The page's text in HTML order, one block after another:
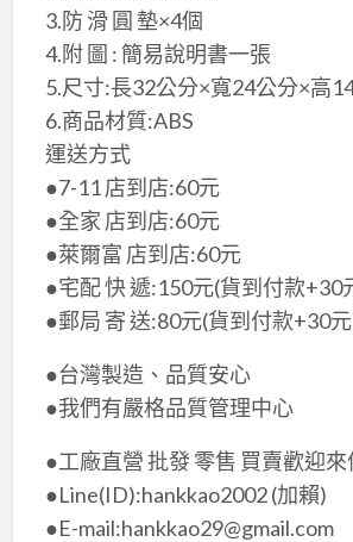
3.防 滑 圓 墊×​4個
4.附 圖 : 簡易說明書一張
5.尺寸:長32公分×寬​24公分×高​
6.商品材質:ABS
運送方式
●7-11 店到店:60元
●全家 店到店:60元
●萊爾富 店到店:60元
●宅配 快 遞:150元(貨到付款+30
●郵局 寄 送:80元(貨到付款+30
●台灣製造、品質安心
●我們有嚴格品質管理中心
●工廠直營 批發 零售 買賣歡迎
●Line(ID):hankkao2002 (加賴)
●E-mail:hankkao29@gmail.com